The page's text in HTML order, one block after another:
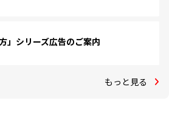
」シリーズ広告のご案内
もっと見る